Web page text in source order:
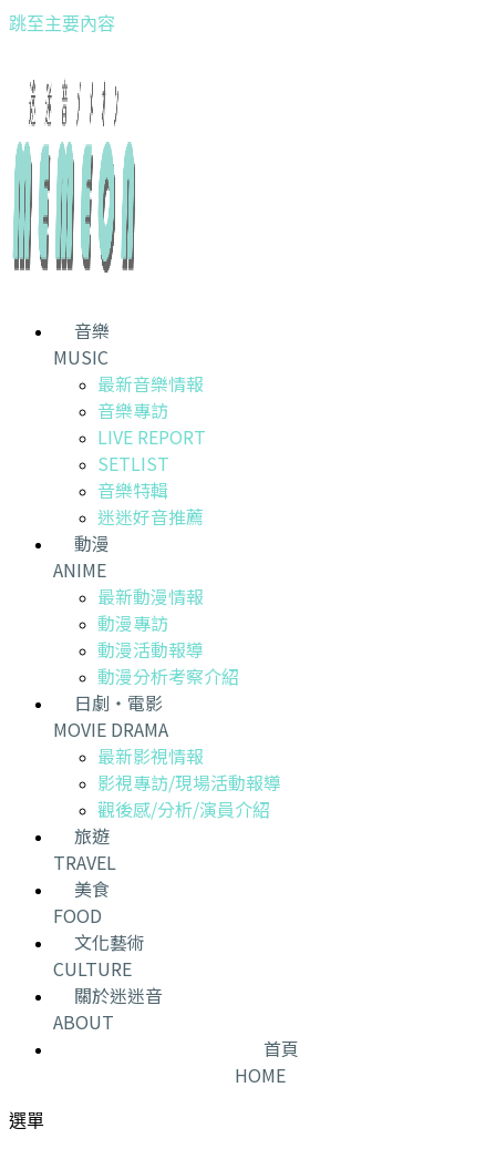
跳至主要內容
音樂
MUSIC
最新音樂情報
音樂專訪
LIVE REPORT
SETLIST
音樂特輯
迷迷好音推薦
動漫
ANIME
最新動漫情報
動漫專訪
動漫活動報導
動漫分析考察介紹
日劇・電影
MOVIE DRAMA
最新影視情報
影視專訪/現場活動報導
觀後感/分析/演員介紹
旅遊
TRAVEL
美食
FOOD
文化藝術
CULTURE
關於迷迷音
ABOUT
首頁
HOME
選單